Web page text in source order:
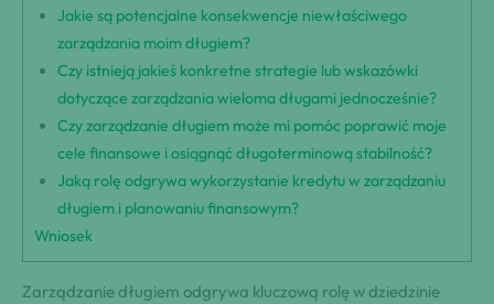
Jakie są potencjalne konsekwencje niewłaściwego
zarządzania moim długiem?
Czy istnieją jakieś konkretne strategie lub wskazówki
dotyczące zarządzania wieloma długami jednocześnie?
Czy zarządzanie długiem może mi pomóc poprawić moje
cele finansowe i osiągnąć długoterminową stabilność?
Jaką rolę odgrywa wykorzystanie kredytu w zarządzaniu
długiem i planowaniu finansowym?
Wniosek
Zarządzanie długiem odgrywa kluczową rolę w dziedzinie